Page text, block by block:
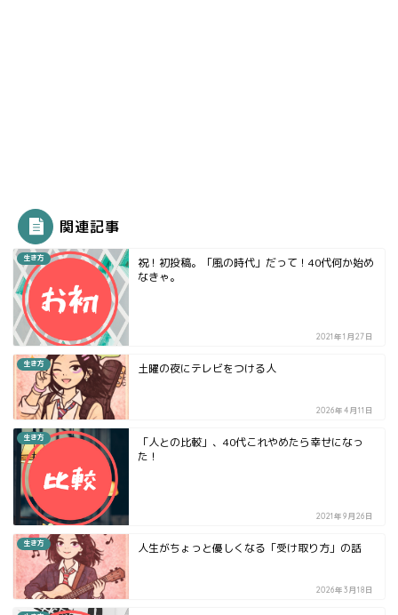
関連記事
生き方
祝！初投稿。「風の時代」だって！40代何か始め
なきゃ。
2021年1月27日
生き方 土曜の夜にテレビをつける人
2026年4月11日
生き方
「人との比較」、40代これやめたら幸せになっ
た！
2021年9月26日
生き方 人生がちょっと優しくなる「受け取り方」の話
2026年3月18日